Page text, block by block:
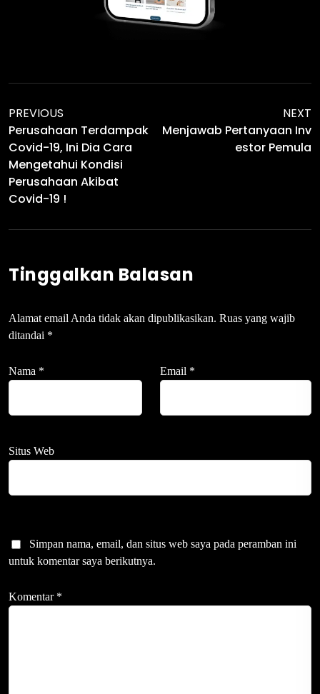
PREVIOUS
Perusahaan Terdampak
Covid-19, Ini Dia Cara
Mengetahui Kondisi
Perusahaan Akibat
Covid-19 !
NEXT
Menjawab Pertanyaan Inv
Estor Pemula
Tinggalkan Balasan
Alamat email Anda tidak akan dipublikasikan. Ruas yang wajib
ditandai *
Nama * Email *
Situs Web
Simpan nama, email, dan situs web saya pada peramban ini
untuk komentar saya berikutnya.
Komentar *